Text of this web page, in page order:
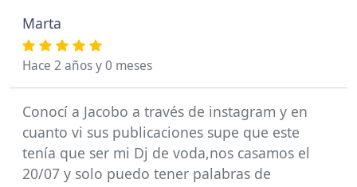
Marta
Hace 2 años y 0 meses
Conocí a Jacobo a través de instagram y en
cuanto vi sus publicaciones supe que este
tenía que ser mi Dj de voda,nos casamos el
20/07 y solo puedo tener palabras de